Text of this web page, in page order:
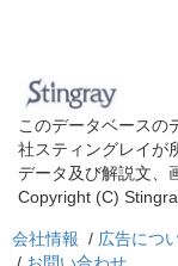
このデータベースの
社スティングレイが
データ及び解説文、
Copyright (C)
会社情報 / 広告につ